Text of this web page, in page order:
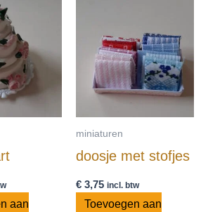
aan
miniaturen
doosje met stofjes
€3,75 incl. btw
Toevoegen aan